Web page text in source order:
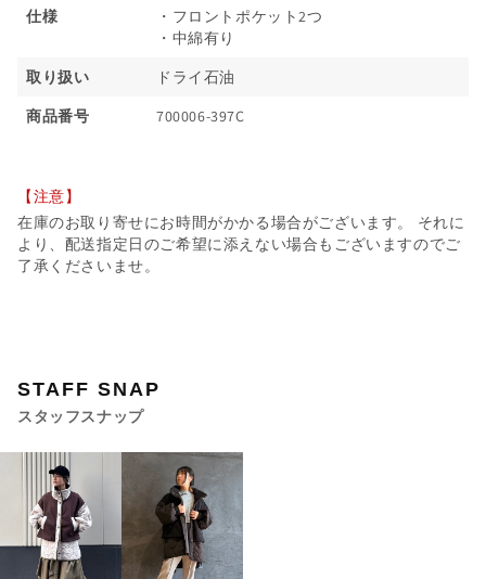
閉じる
仕様
・フロントポケット2つ
・中綿有り
取り扱い
ドライ石油
商品番号
700006-397C
【注意】
在庫のお取り寄せにお時間がかかる場合がございます。 それに
より、配送指定日のご希望に添えない場合もございますのでご
了承くださいませ。
STAFF SNAP
スタッフスナップ